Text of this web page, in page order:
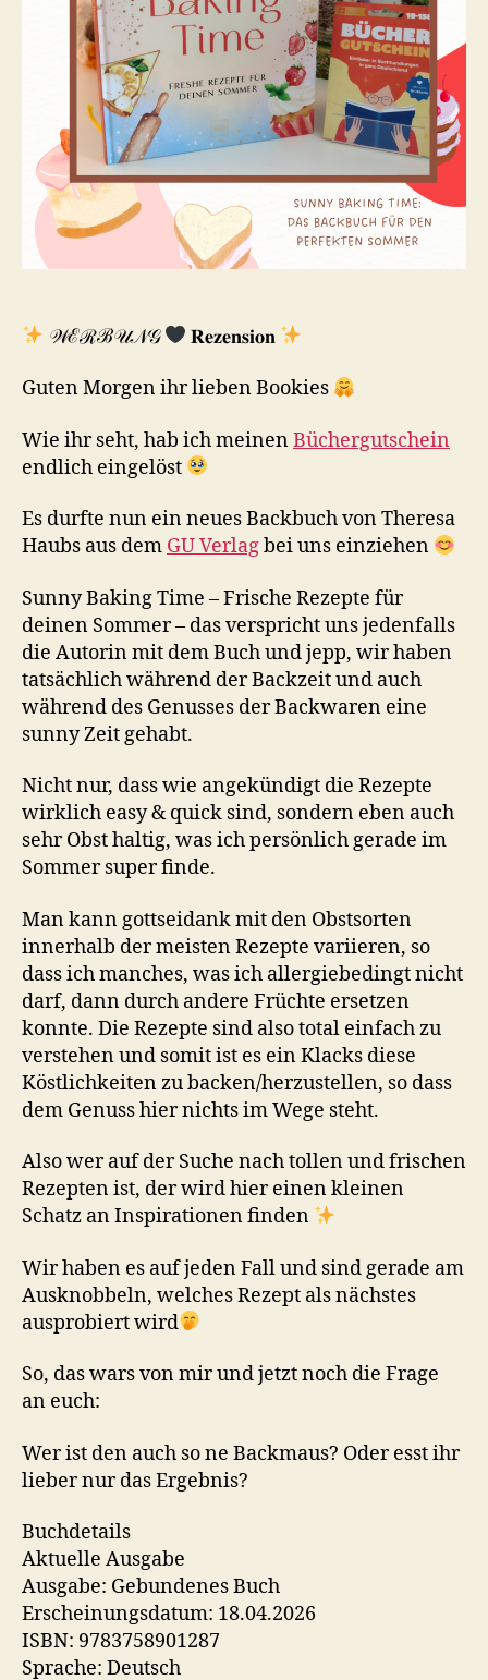
𝒲ℰℛℬ𝒰𝒩𝒢 𝐑𝐞𝐳𝐞𝐧𝐬𝐢𝐨𝐧
Guten Morgen ihr lieben Bookies
Wie ihr seht, hab ich meinenBüchergutschein
endlich eingelöst
Es durfte nun ein neues Backbuch von Theresa
Haubs aus dem GU Verlagbei uns einziehen
Sunny Baking Time – Frische Rezepte für
deinen Sommer – das verspricht uns jedenfalls
die Autorin mit dem Buch und jepp, wir haben
tatsächlich während der Backzeit und auch
während des Genusses der Backwaren eine
sunny Zeit gehabt.
Nicht nur, dass wie angekündigt die Rezepte
wirklich easy & quick sind, sondern eben auch
sehr Obst haltig, was ich persönlich gerade im
Sommer super finde.
Man kann gottseidank mit den Obstsorten
innerhalb der meisten Rezepte variieren, so
dass ich manches, was ich allergiebedingt nicht
darf, dann durch andere Früchte ersetzen
konnte. Die Rezepte sind also total einfach zu
verstehen und somit ist es ein Klacks diese
Köstlichkeiten zu backen/herzustellen, so dass
dem Genuss hier nichts im Wege steht.
Also wer auf der Suche nach tollen und frischen
Rezepten ist, der wird hier einen kleinen
Schatz an Inspirationen finden
Wir haben es auf jeden Fall und sind gerade am
Ausknobbeln, welches Rezept als nächstes
ausprobiert wird
So, das wars von mir und jetzt noch die Frage
an euch:
Wer ist den auch so ne Backmaus? Oder esst ihr
lieber nur das Ergebnis?
Buchdetails
Aktuelle Ausgabe
Ausgabe: Gebundenes Buch
Erscheinungsdatum: 18.04.2026
ISBN: 9783758901287
Sprache: Deutsch